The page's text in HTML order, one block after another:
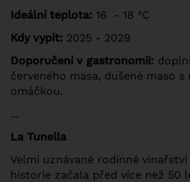
Ideální teplota: 16 - 18 °C
Kdy vypít: 2025 - 2029
Doporučení v gastronomii:
červeného masa, dušené maso s
omáčkou.
...
La Tunella
Velmi uznávané rodinné
historie začala před více než 50